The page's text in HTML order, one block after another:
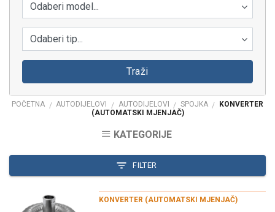
Odaberi model...
Odaberi tip...
Traži
POČETNA / AUTODIJELOVI / AUTODIJELOVI / SPOJKA /
KONVERTER
(AUTOMATSKI MJENJAČ)
KATEGORIJE
FILTER
KONVERTER (AUTOMATSKI MJENJAČ)